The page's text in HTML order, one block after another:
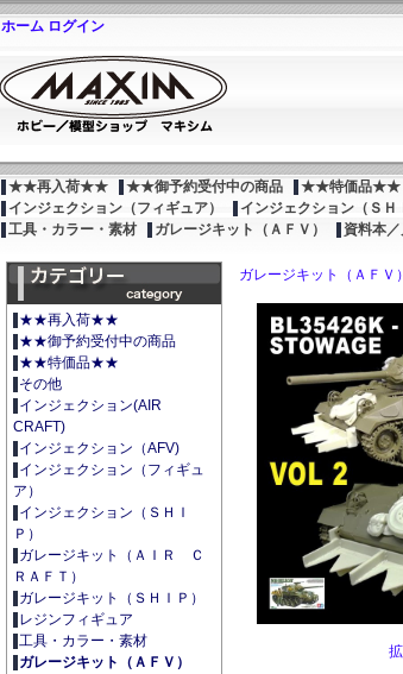
ホーム ログイン
★★再入荷★★ ★★御予約受付中の商品 ★★特価品★★
インジェクション（フィギュア）
インジェクション（ＳＨ
工具・カラー・素材
ガレージキット（ＡＦＶ） 資料本
★★再入荷★★
★★御予約受付中の商品
★★特価品★★
その他
インジェクション(AIR
CRAFT)
インジェクション（AFV)
インジェクション（フィギュ
ア）
インジェクション（ＳＨＩ
Ｐ）
ガレージキット（ＡＩＲ Ｃ
ＲＡＦＴ）
ガレージキット（ＳＨＩＰ）
レジンフィギュア
工具・カラー・素材
ガレージキット（ＡＦＶ）
ガレージキット（ＡＦＶ）